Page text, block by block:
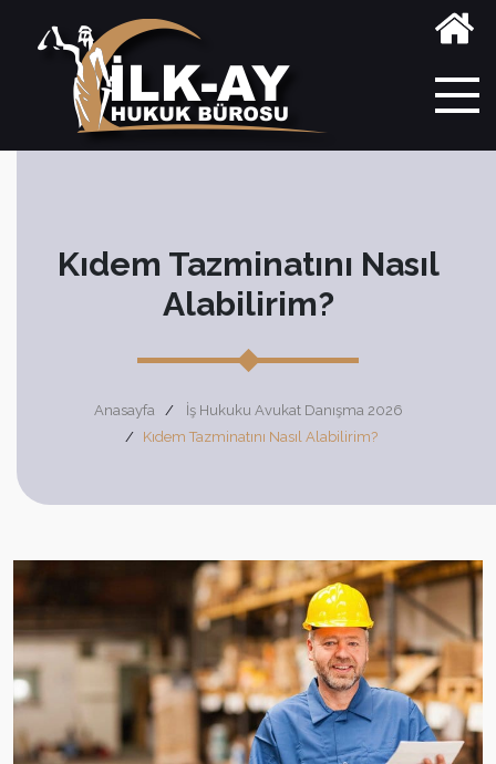
Kıdem Tazminatını Nasıl
Alabilirim?
Anasayfa
İş Hukuku Avukat Danışma 2026
Kıdem Tazminatını Nasıl Alabilirim?